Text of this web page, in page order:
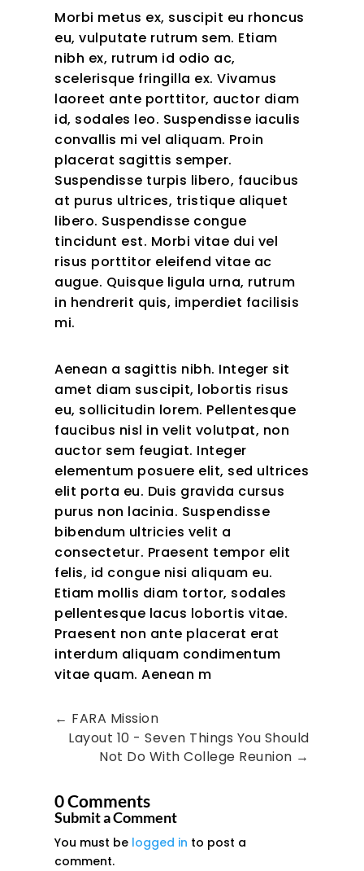
Morbi metus ex, suscipit eu rhoncus
eu, vulputate rutrum sem. Etiam
nibh ex, rutrum id odio ac,
scelerisque fringilla ex. Vivamus
laoreet ante porttitor, auctor diam
id, sodales leo. Suspendisse iaculis
convallis mi vel aliquam. Proin
placerat sagittis semper.
Suspendisse turpis libero, faucibus
at purus ultrices, tristique aliquet
libero. Suspendisse congue
tincidunt est. Morbi vitae dui vel
risus porttitor eleifend vitae ac
augue. Quisque ligula urna, rutrum
in hendrerit quis, imperdiet facilisis
mi.
Aenean a sagittis nibh. Integer sit
amet diam suscipit, lobortis risus
eu, sollicitudin lorem. Pellentesque
faucibus nisl in velit volutpat, non
auctor sem feugiat. Integer
elementum posuere elit, sed ultrices
elit porta eu. Duis gravida cursus
purus non lacinia. Suspendisse
bibendum ultricies velit a
consectetur. Praesent tempor elit
felis, id congue nisi aliquam eu.
Etiam mollis diam tortor, sodales
pellentesque lacus lobortis vitae.
Praesent non ante placerat erat
interdum aliquam condimentum
vitae quam. Aenean m
← FARA Mission
Layout 10 - Seven Things You Should
Not Do With College Reunion →
0 Comments
Submit a Comment
You must be logged in to post a
comment.